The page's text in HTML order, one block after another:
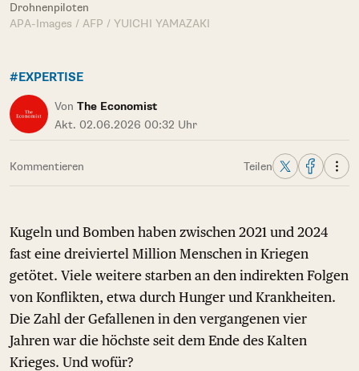
Drohnenpiloten
APA-Images / AFP / YUICHI YAMAZAKI
#EXPERTISE
Von The Economist
Akt. 02.06.2026 00:32 Uhr
Kommentieren Teilen
Kugeln und Bomben haben zwischen 2021 und 2024
fast eine dreiviertel Million Menschen in Kriegen
getötet. Viele weitere starben an den indirekten Folgen
von Konflikten, etwa durch Hunger und Krankheiten.
Die Zahl der Gefallenen in den vergangenen vier
Jahren war die höchste seit dem Ende des Kalten
Krieges. Und wofür?